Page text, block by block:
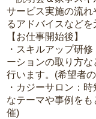
サービス実施の流
るアドバイスなどを
【お仕事開始後】
・スキルアップ研
ーションの取り方
行います。(希望者
・カジーサロン：
なテーマや事例を
催)